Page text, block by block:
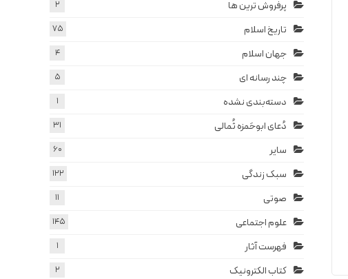
پرفروش ترین ها 2
تاریخ اسلام 75
جهان اسلام 4
چند رسانه ای 5
دسته‌بندی نشده 1
دُعای ابوحَمزه ثُمالی 31
سایر 60
سبک زندگی 122
صوتی 11
علوم اجتماعی 145
فهرست آثار 1
کتاب الکترونیک 2